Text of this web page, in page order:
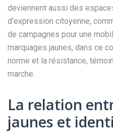
deviennent aussi des
d’expression citoyenne,
de campagnes pour une
marquages jaunes, dans ce
norme et la résistance,
marche.
La relation
jaunes et